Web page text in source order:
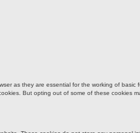
as they are essential for the working of
But opting out of some of these cookies